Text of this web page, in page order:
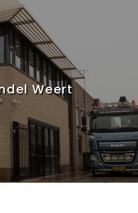
Weert